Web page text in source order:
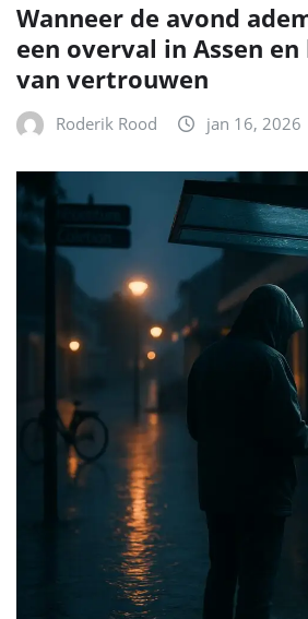
Wanneer de avond
een overval in Assen
van vertrouwen
Roderik Rood jan 16, 2026